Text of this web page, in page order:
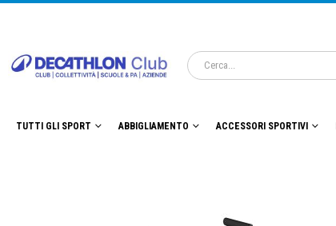
TUTTI GLI SPORT ABBIGLIAMENTO ACCESSORI SPORTIVI